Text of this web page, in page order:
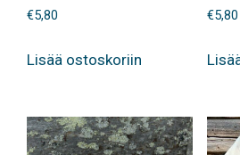
€5,80
Lisää ostoskoriin
€5,80